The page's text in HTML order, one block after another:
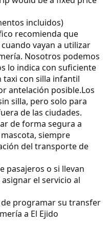
incluidos)
recomienda que
vayan a utilizar
Nosotros podemos
lo indica con suficiente
taxi con silla infantil
antelación posible.Los
silla, pero solo para
de las ciudades.
de forma segura a
siempre
del transporte de
pasajeros o si llevan
el servicio al
de programar su transfer
a El Ejido